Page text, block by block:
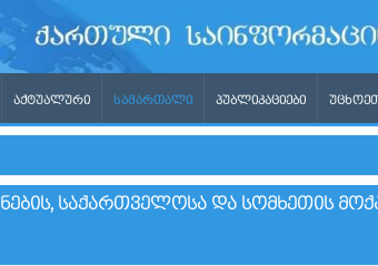
ᲐᲥᲢᲣᲐᲚᲣᲠᲘ ᲡᲐᲛᲐᲠᲗᲐᲚᲘ ᲞᲣᲑᲚᲘᲙᲐᲪᲘᲔᲑᲘ
ᲡᲐᲥᲐᲠᲗᲕᲔᲚᲝᲡᲐ ᲓᲐ ᲡᲝᲛᲮᲔᲗᲘᲡ